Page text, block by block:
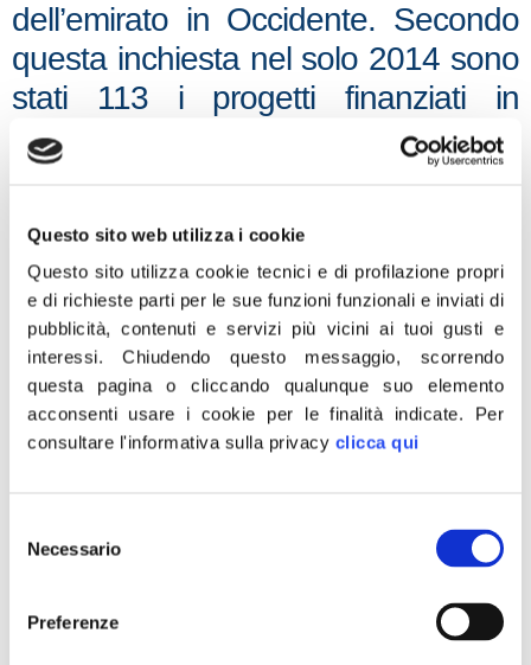
Questo sito web utilizza i cookie
Questo sito utilizza cookie tecnici e di profilazione propri
e di richieste parti per le sue funzioni funzionali e inviati di
pubblicità, contenuti e servizi più vicini ai tuoi gusti e
interessi.Chiudendo questo messaggio, scorrendo
questa pagina o cliccando qualunque suo elemento
acconsenti usare i cookie per le finalità indicate. Per
consultare l'informativa sulla privacy clicca qui
delNecessario
Preferenze
dell’emirato in Occidente. Secondo
questa inchiesta nel solo 2014 sono
stati 113 i progetti finanziati in
Europa per un totale di 71 milioni di
Euro. L’Italia fa la parte del leone
Piacenza, da Brescia ad Alessandria
fino alla Sicilia) per ben 22 milioni di
Euro, il Paese più “beneficiato”. Un
flusso di denaro destinato in buona
parte ad associazioni legate ai
Fratelli Musulmani e che da allora
benedizioni eccellenti da parte di
personaggi controversi come lo
sceicco Yussuf al Qaradawi che nel
2015 scrisse una lettera per invitare